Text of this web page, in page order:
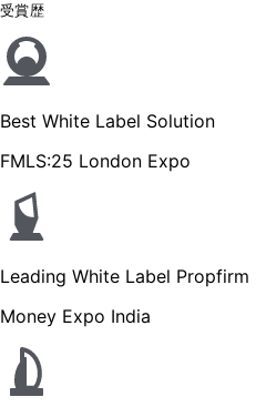
受賞歴
Best White Label Solution
FMLS:25 London Expo
Leading White Label
Money Expo India